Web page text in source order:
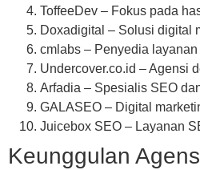
ToffeeDev – Fokus pada
Doxadigital – Solusi digital
cmlabs – Penyedia layanan
Undercover.co.id – Agensi
Arfadia – Spesialis SEO
GALASEO – Digital
Juicebox SEO – Layanan
Keunggulan